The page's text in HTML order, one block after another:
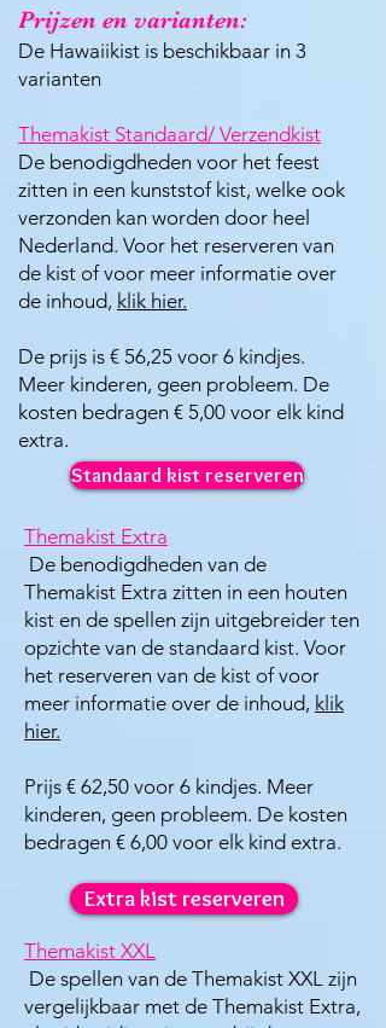
Prijzen en varianten:
De Hawaiikist is beschikbaar in 3
varianten​
Themakist Standaard/ Verzendkist
De benodigdheden voor het feest
zitten in een kunststof kist, welke ook
verzonden kan worden door heel
Nederland. Voor het reserveren van
de kist of voor meer informatie over
de inhoud, klik hier.
De prijs is € 56,25 voor 6 kindjes.
Meer kinderen, geen probleem. De
kosten bedragen € 5,00 voor elk kind
extra.
Standaard kist reserveren
Themakist Extra
De benodigdheden van de
Themakist Extra zitten in een houten
kist en de spellen zijn uitgebreider ten
opzichte van de standaard kist. Voor
het reserveren van de kist of voor
meer informatie over de inhoud, klik
hier.
Prijs € 62,50 voor 6 kindjes. Meer
kinderen, geen probleem. De kosten
bedragen € 6,00 voor elk kind extra.
Extra kist reserveren
Themakist XXL
De spellen van de Themakist XXL zijn
vergelijkbaar met de Themakist Extra,